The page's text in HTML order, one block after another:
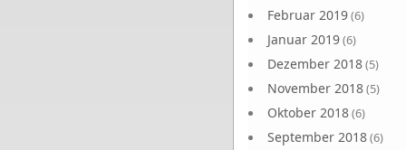
Februar 2019(6)
Januar 2019(6)
Dezember 2018(5)
November 2018(5)
Oktober 2018(6)
September 2018(6)